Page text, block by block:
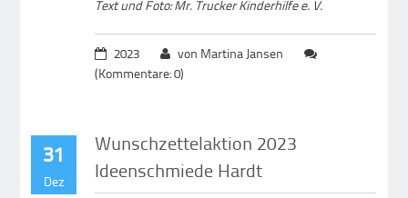
Text und Foto: Mr. Trucker Kinderhilfe e. V.
2023
von Martina Jansen
(Kommentare: 0)
31
Dez
Wunschzettelaktion 2023
Ideenschmiede Hardt